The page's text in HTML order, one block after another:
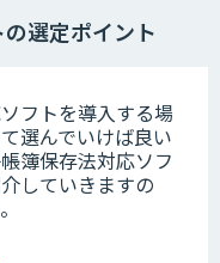
選定ポイント
フトを導入する場
選んでいけば良い
簿保存法対応ソフ
していきますの